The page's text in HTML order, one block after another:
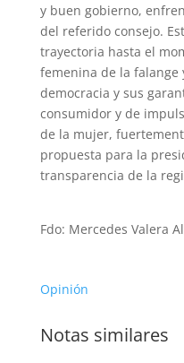
y buen gobierno,
del referido consejo.
trayectoria hasta el
femenina de la falange
democracia y sus
consumidor y de
de la mujer,
propuesta para la
transparencia de la
Fdo: Mercedes Valera
Opinión
Notas similares